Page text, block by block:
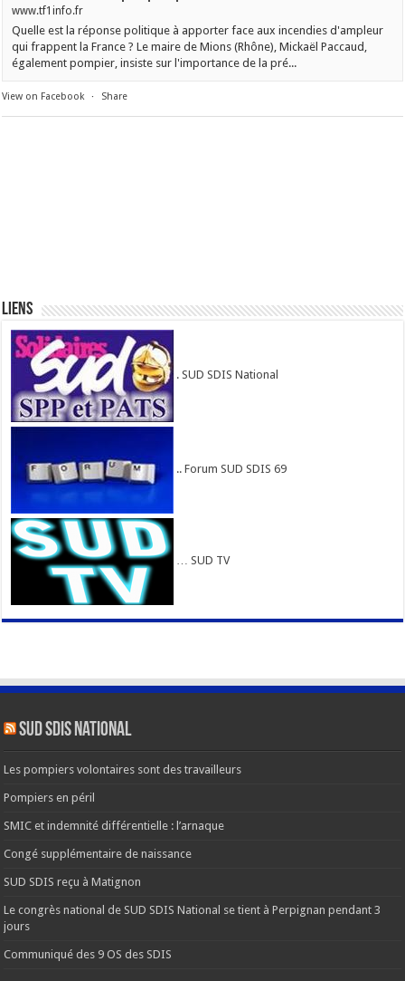
www.tf1info.fr
Quelle est la réponse politique à apporter face aux incendies d'ampleur
qui frappent la France ? Le maire de Mions (Rhône), Mickaël Paccaud,
également pompier, insiste sur l'importance de la pré...
View on Facebook · Share
Liens
. SUD SDIS National
.. Forum SUD SDIS 69
… SUD TV
SUD SDIS national
Les pompiers volontaires sont des travailleurs
Pompiers en péril
SMIC et indemnité différentielle : l’arnaque
Congé supplémentaire de naissance
SUD SDIS reçu à Matignon
Le congrès national de SUD SDIS National se tient à Perpignan pendant 3
jours
Communiqué des 9 OS des SDIS